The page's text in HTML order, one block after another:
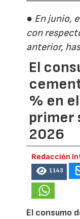
● En junio,
con
anterior,
El
% en
primer
2026
Redacción
1143
El consumo